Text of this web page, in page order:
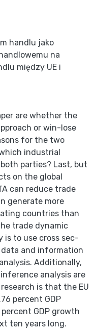
handlu jako
na
między UE i
are whether the
or win-lose
for the two
industrial
parties? Last, but
on the global
can reduce trade
generate more
countries than
trade dynamic
is to use cross sec-
and information
Additionally,
analysis are
is that the EU
percent GDP
GDP growth
ten years long.